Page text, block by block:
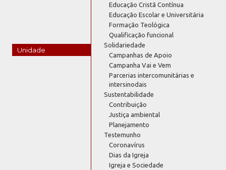
Unidade
Educação Cristã Contínua
Educação Escolar e Universitária
Formação Teológica
Qualificação funcional
Solidariedade
Campanhas de Apoio
Campanha Vai e Vem
Parcerias intercomunitárias e
intersinodais
Sustentabilidade
Contribuição
Justiça ambiental
Planejamento
Testemunho
Coronavírus
Dias da Igreja
Igreja e Sociedade